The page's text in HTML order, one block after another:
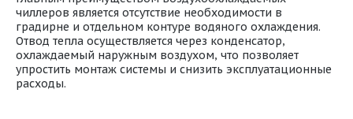
чиллеров является отсутствие необходимости в
градирне и отдельном контуре водяного охлаждения.
Отвод тепла осуществляется через конденсатор,
охлаждаемый наружным воздухом, что позволяет
упростить монтаж системы и снизить эксплуатационные
расходы.